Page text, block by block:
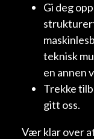
Gi deg
teknisk
en annen
Trekke
gitt oss.
Vær klar over